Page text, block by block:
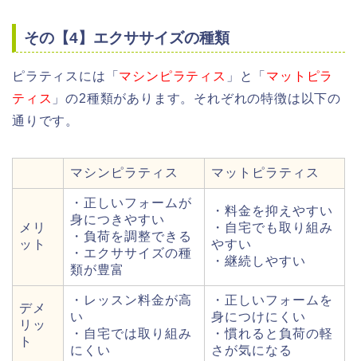
その【4】エクササイズの種類
ピラティスには「 マシンピラティス 」と「 マットピラ
ティス 」の2種類があります。それぞれの特徴は以下の
通りです。
マシンピラティス マットピラティス
メリ
ット
・正しいフォームが
身につきやすい
・負荷を調整できる
・エクササイズの種
類が豊富
・料金を抑えやすい
・自宅でも取り組み
やすい
・継続しやすい
デメ
リッ
ト
・レッスン料金が高
い
・自宅では取り組み
にくい
・正しいフォームを
身につけにくい
・慣れると負荷の軽
さが気になる